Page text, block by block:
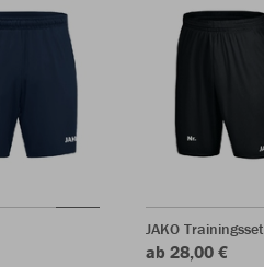
JAKO Trainingsset
ab 28,00 €